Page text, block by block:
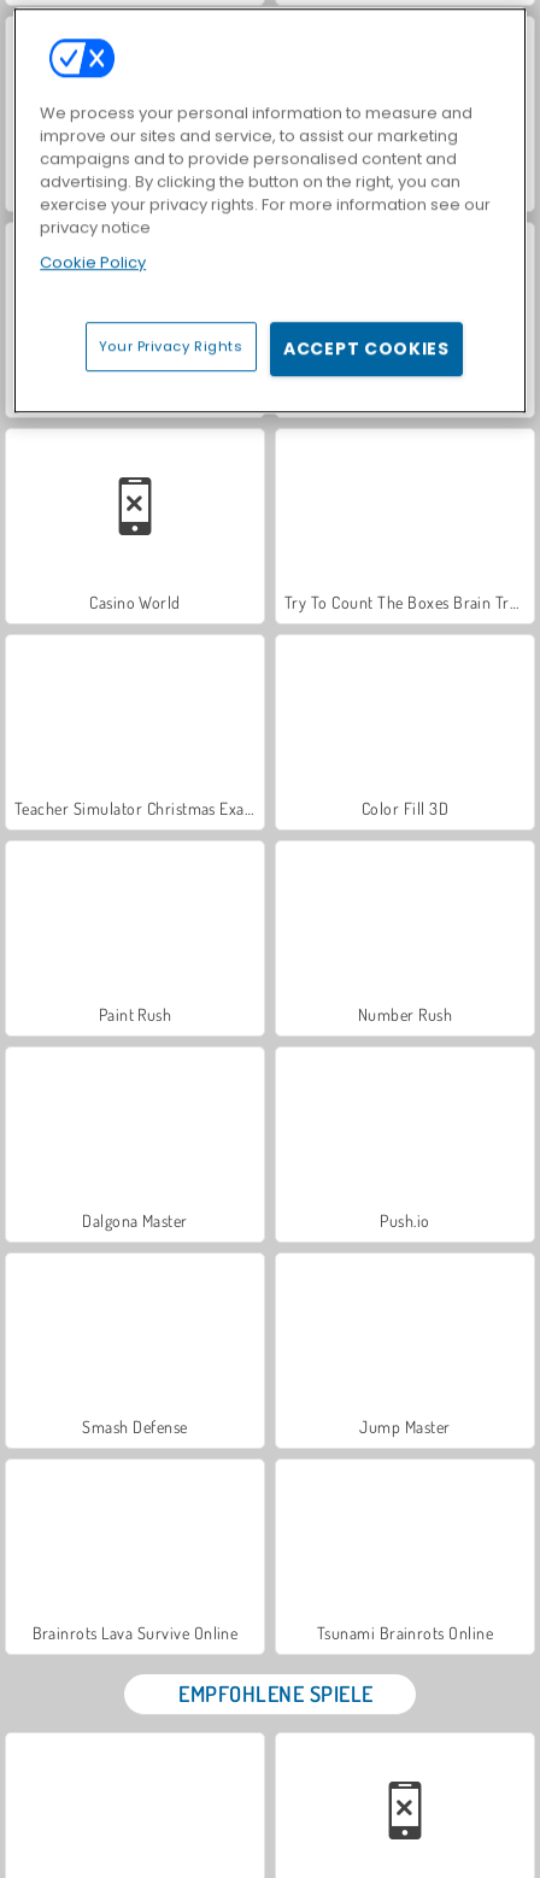
Farm Merge Valley Car Parking City Duel
Casino World
Color Fill 3D
Paint Rush Number Rush
Dalgona Master Push.io
Smash Defense Jump Master
Brainrots Lava Survive Online Tsunami Brainrots Online
EMPFOHLENE SPIELE
We process your personal information to measure and
improve our sites and service, to assist our marketing
campaigns and to provide personalised content and
advertising. By clicking the button on the right, you can
exercise your privacy rights. For more information see our
privacy notice
Cookie Policy
Your Privacy Rights ACCEPT COOKIES